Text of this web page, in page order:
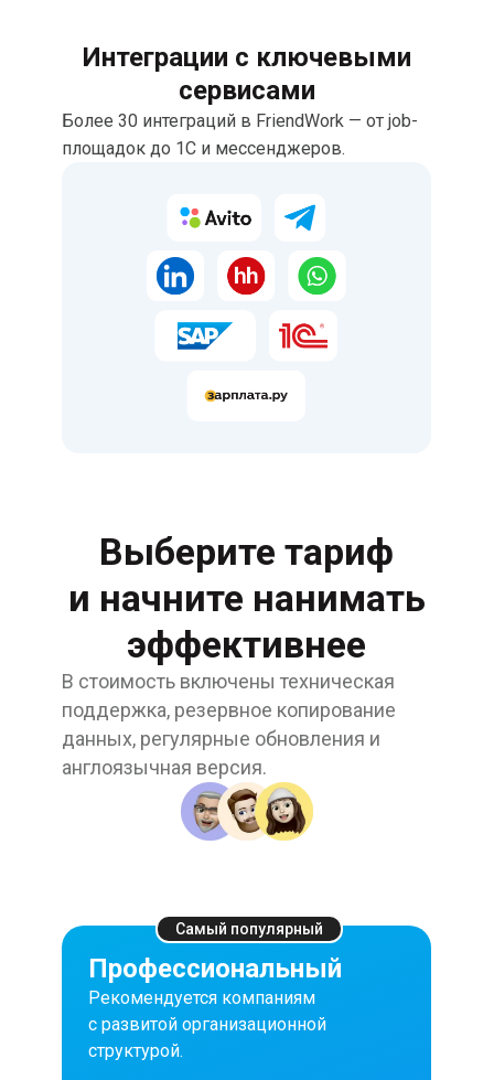
Интеграции с ключевыми
сервисами
Более 30 интеграций в FriendWork — от job-
площадок до 1С и мессенджеров.
Выберите тариф
и начните нанимать
эффективнее
В стоимость включены техническая
поддержка, резервное копирование
данных, регулярные обновления и
англоязычная версия.
Профессиональный
Рекомендуется компаниям
с развитой организационной
структурой.
Самый популярный